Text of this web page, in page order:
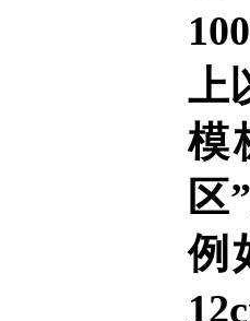
上
模
区
例